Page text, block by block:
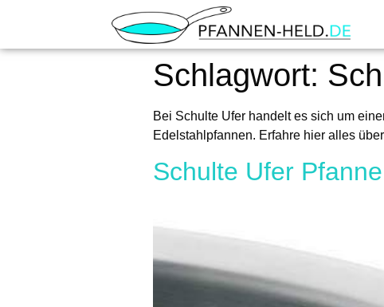
Schlagwort:
Bei Schulte Ufer handelt es sich um
Edelstahlpfannen. Erfahre hier alles
Schulte Ufer